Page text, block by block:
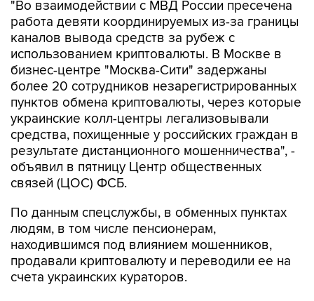
каналов вывода средств за рубеж с
использованием криптовалюты. В Москве в
бизнес-центре "Москва-Сити" задержаны
более 20 сотрудников незарегистрированных
пунктов обмена криптовалюты, через которые
украинские колл-центры легализовывали
средства, похищенные у российских граждан в
результате дистанционного мошенничества", -
объявил в пятницу Центр общественных
связей (ЦОС) ФСБ.
По данным спецслужбы, в обменных пунктах
находившимся под влиянием мошенников,
продавали криптовалюту и переводили ее на
счета украинских кураторов.
"Для работы в криптообменниках из